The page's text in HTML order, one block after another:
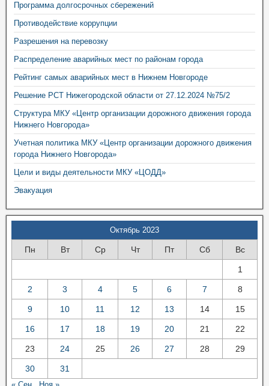
Программа долгосрочных сбережений
Противодействие коррупции
Разрешения на перевозку
Распределение аварийных мест по районам города
Рейтинг самых аварийных мест в Нижнем Новгороде
Решение РСТ Нижегородской области от 27.12.2024 №75/2
Структура МКУ «Центр организации дорожного движения города
Нижнего Новгорода»
Учетная политика МКУ «Центр организации дорожного движения
города Нижнего Новгорода»
Цели и виды деятельности МКУ «ЦОДД»
Эвакуация
Октябрь 2023
Пн Вт Ср Чт Пт Сб Вс
1
2 3 4 5 6 7 8
9 10 11 12 13 14 15
16 17 18 19 20 21 22
23 24 25 26 27 28 29
30 31